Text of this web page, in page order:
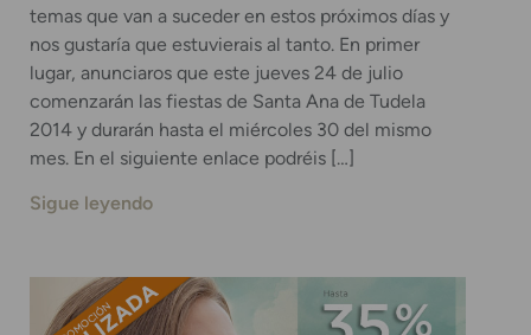
temas que van a suceder en estos próximos días y
nos gustaría que estuvierais al tanto. En primer
lugar, anunciaros que este jueves 24 de julio
comenzarán las fiestas de Santa Ana de Tudela
2014 y durarán hasta el miércoles 30 del mismo
mes. En el siguiente enlace podréis […]
Sigue leyendo